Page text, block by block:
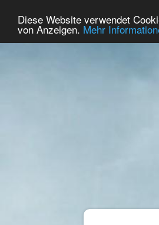
Diese Website verwendet
von Anzeigen. Mehr
Home